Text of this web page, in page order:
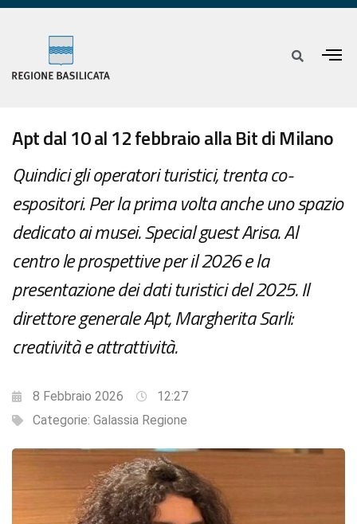
Apt dal 10 al 12 febbraio alla Bit di Milano
Quindici gli operatori turistici, trenta co-
espositori. Per la prima volta anche uno spazio
dedicato ai musei. Special guest Arisa. Al
centro le prospettive per il 2026 e la
presentazione dei dati turistici del 2025. Il
direttore generale Apt, Margherita Sarli:
creatività e attrattività.
8 Febbraio 2026
12:27
Categorie: Galassia Regione